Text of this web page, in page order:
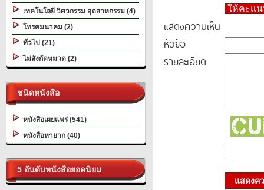
เทคโนโลยี วิศวกรรม อุตสาหกรรม (4)
โทรคมนาคม (2)
ทั่วไป (21)
ไม่สังกัดหมวด (2)
ชนิดหนังสือ
หนังสือเผยแพร่ (541)
หนังสือหายาก (40)
5 อันดับหนังสือยอดนิยม
ให้คะแ
แสดงความเห็น
หัวข้อ
รายละเอียด
แสดงค